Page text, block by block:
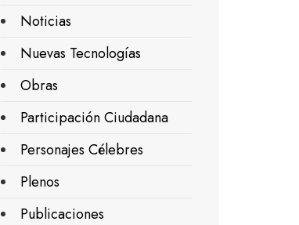
Noticias
Nuevas Tecnologías
Obras
Participación Ciudadana
Personajes Célebres
Plenos
Publicaciones